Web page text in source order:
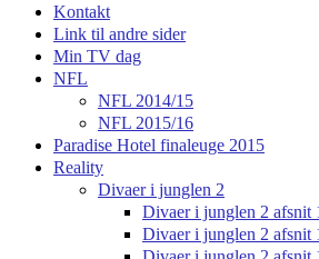
Kontakt
Link til andre sider
Min TV dag
NFL
NFL 2014/15
NFL 2015/16
Paradise Hotel finaleuge 2015
Reality
Divaer i junglen 2
Divaer i junglen 2 afsnit
Divaer i junglen 2 afsnit